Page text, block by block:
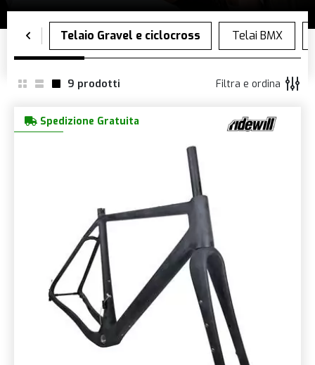
9 prodotti Filtra e ordina
Spedizione Gratuita